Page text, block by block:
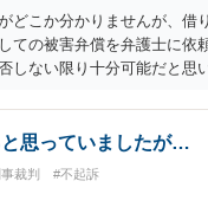
どこか分かりませんが、借
ての被害弁償を弁護士に依
しない限り十分可能だと思
談において助言をもらえば
思っていましたが…
裁判 #不起訴